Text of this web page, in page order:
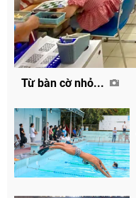
Từ bàn cờ nhỏ...